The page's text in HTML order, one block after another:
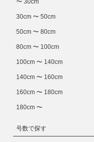
〜 30cm
30cm 〜 50cm
50cm 〜 80cm
80cm 〜 100cm
100cm 〜 140cm
140cm 〜 160cm
160cm 〜 180cm
180cm 〜
号数で探す